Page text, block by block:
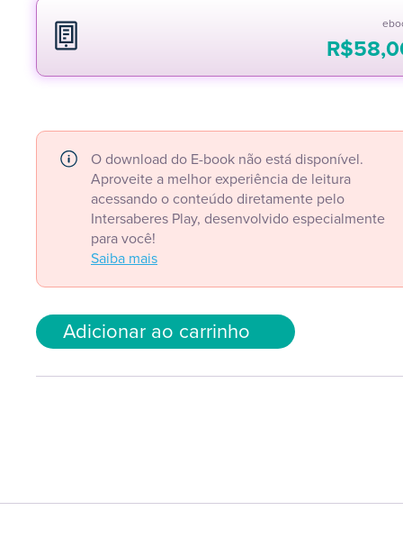
R$
O download do E-book não está disponível.
Aproveite a melhor experiência de leitura
acessando o conteúdo diretamente pelo
Intersaberes Play, desenvolvido especialmente
para você!
Saiba mais
Adicionar ao carrinho